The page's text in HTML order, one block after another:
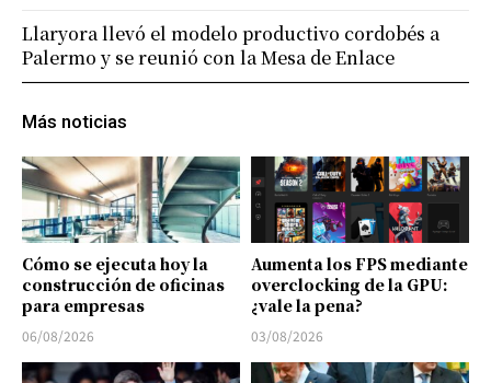
Más noticias
Cómo se ejecuta hoy la
construcción de oficinas
para empresas
06/08/2026
Aumenta los FPS mediante
overclocking de la GPU:
¿vale la pena?
03/08/2026
Llaryora llevó el modelo productivo cordobés a
Palermo y se reunió con la Mesa de Enlace